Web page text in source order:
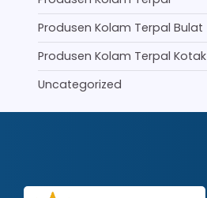
Produsen Kolam Terpal Bulat
Produsen Kolam Terpal Kotak
Uncategorized